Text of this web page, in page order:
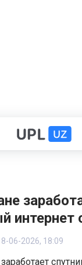
интернет
06-2026, 18:09